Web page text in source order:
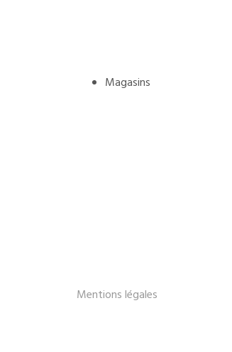
Magasins
Mentions légales